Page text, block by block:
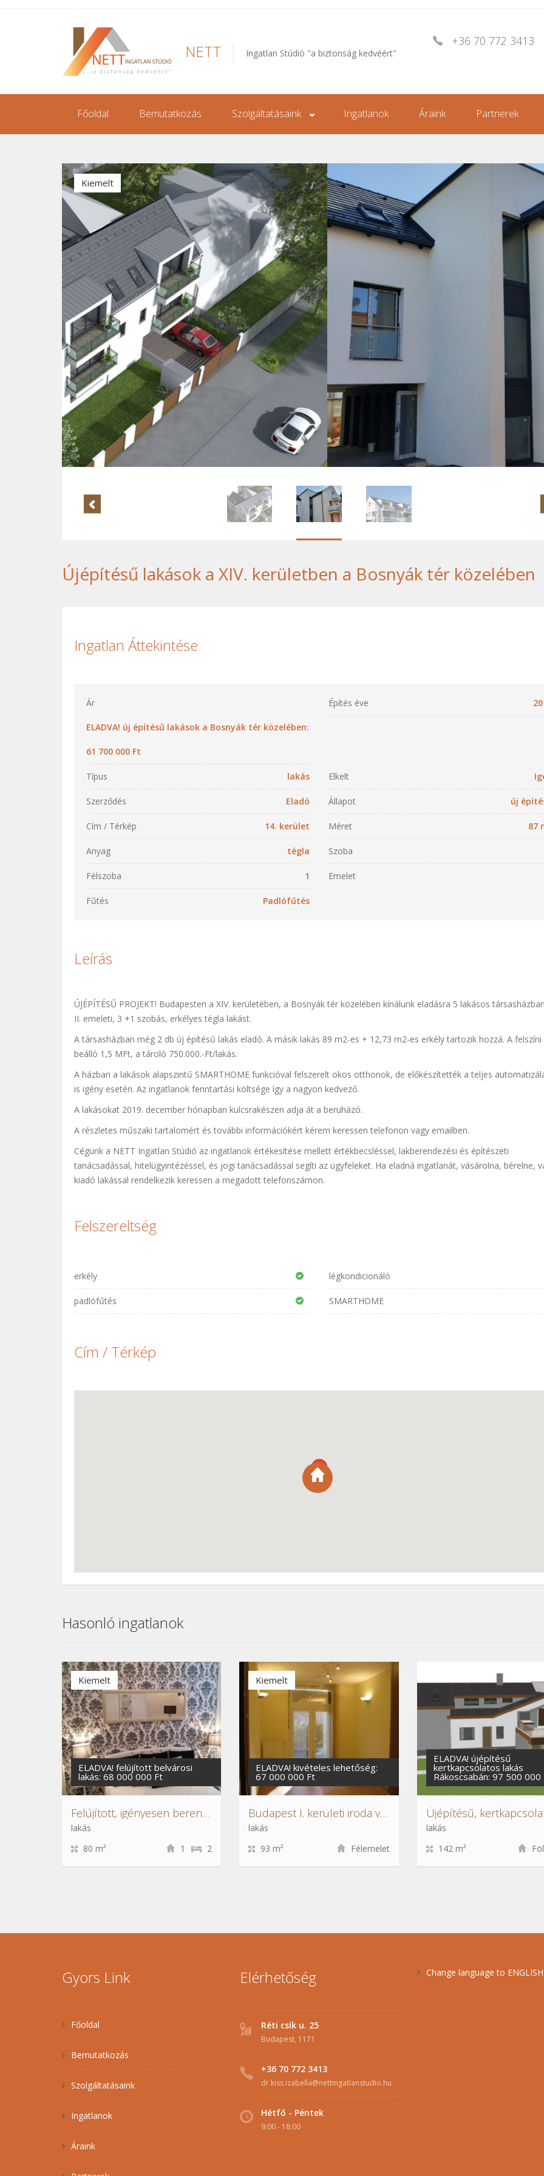
NETT Ingatlan Stúdió "a biztonság kedvéért"
+36 70 772 3413
Főoldal Bemutatkozás Szolgáltatásaink Ingatlanok Áraink Partnerek
Kiemelt
Újépítésű lakások a XIV. kerületben a Bosnyák tér közelében
Ingatlan Áttekintése
Ár
ELADVA! új építésű lakások a Bosnyák tér közelében:
61 700 000 Ft
Építés éve
Típus lakás Elkelt
Szerződés Eladó Állapot új
Cím / Térkép 14. kerület Méret 87
Anyag tégla Szoba
Félszoba 1 Emelet
Fűtés Padlófűtés
Leírás
ÚJÉPÍTÉSŰ PROJEKT! Budapesten a XIV. kerületében, a Bosnyák tér közelében kínálunk eladásra 5 lakásos
II. emeleti, 3 +1 szobás, erkélyes tégla lakást.
A társasházban még 2 db új építésű lakás eladó. A másik lakás 89 m2-es + 12,73 m2-es erkély tartozik hozzá. A felszíni
beálló 1,5 MFt, a tároló 750.000.-Ft/lakás.
A házban a lakások alapszintű SMARTHOME funkcióval felszerelt okos otthonok, de előkészítették a teljes
is igény esetén. Az ingatlanok fenntartási költsége így a nagyon kedvező.
A lakásokat 2019. december hónapban kulcsrakészen adja át a beruházó.
A részletes műszaki tartalomért és további információkért kérem keressen telefonon vagy emailben.
Cégünk a NETT Ingatlan Stúdió az ingatlanok értékesítése mellett értékbecsléssel, lakberendezési és építészeti
tanácsadással, hitelügyintézéssel, és jogi tanácsadással segíti az ügyfeleket. Ha eladná ingatlanát, vásárolna, bérelne,
kiadó lakással rendelkezik keressen a megadott telefonszámon.
Felszereltség
erkély légkondicionáló
padlófűtés SMARTHOME
Cím / Térkép
Hasonló ingatlanok
ELADVA! felújított belvárosi
lakás: 68 000 000 Ft
Kiemelt
Felújított, igényesen berendezett lakás teljes bútorzattal eladó
lakás
80 m²
2
1
ELADVA! kivételes lehetőség:
67 000 000 Ft
Kiemelt
Budapest I. kerületi iroda vagy lakás
lakás
93 m²
Félemelet
ELADVA! újépítésű
kertkapcsolatos lakás
Rákoscsabán: 97 500 000
lakás
142 m²
Gyors Link
Főoldal
Bemutatkozás
Szolgáltatásaink
Ingatlanok
Áraink
Elérhetőség
Réti csík u. 25
Budapest, 1171
+36 70 772 3413
dr.kiss.izabella@nettingatlanstudio.hu
Hétfő - Péntek
9:00 - 18:00
Change language to